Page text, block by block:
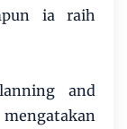
ia raih
and